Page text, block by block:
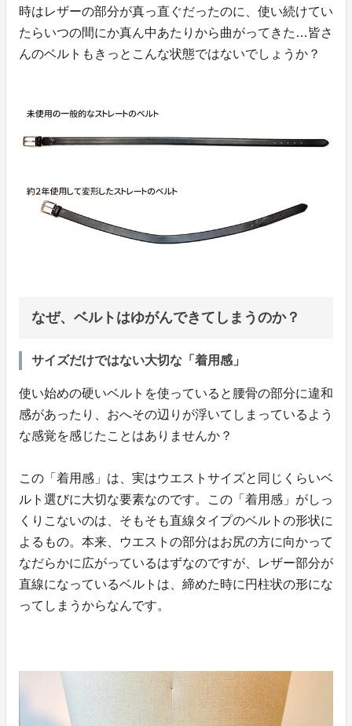
時はレザーの部分が真っ直ぐだったのに、使い続けてい
たらいつの間にか真ん中あたりから曲がってきた…皆さ
んのベルトもきっとこんな状態ではないでしょうか？
なぜ、ベルトはゆがんできてしまうのか？
サイズだけではない大切な「着用感」
使い始めの硬いベルトを使っていると腰骨の部分に違和
感があったり、おへその辺りが浮いてしまっているよう
な感覚を感じたことはありませんか？
この「着用感」は、実はウエストサイズと同じくらいベ
ルト選びに大切な要素なのです。この「着用感」がしっ
くりこないのは、そもそも直線タイプのベルトの形状に
よるもの。本来、ウエストの部分はお尻の方に向かって
なだらかに広がっているはずなのですが、レザー部分が
直線になっているベルトは、締めた時に円柱状の形にな
ってしまうからなんです。